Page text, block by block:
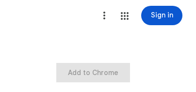
Sign in
Add to Chrome